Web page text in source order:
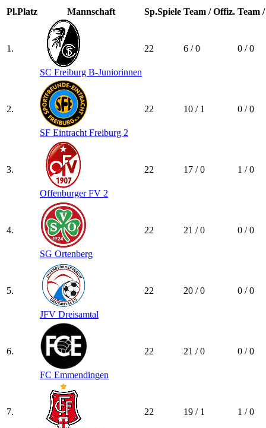
Pl.Platz Mannschaft Sp.Spiele Team / Offiz. Team
1.
SC Freiburg B-Juniorinnen
22 6 / 0 0 / 0
2.
SF Eintracht Freiburg 2
22 10 / 1 0 / 0
3.
Offenburger FV 2
22 17 / 0 1 / 0
4.
SG Ortenberg
22 21 / 0 0 / 0
5.
JFV Dreisamtal
22 20 / 0 0 / 0
6.
FC Emmendingen
22 21 / 0 0 / 0
7. 22 19 / 1 1 / 0